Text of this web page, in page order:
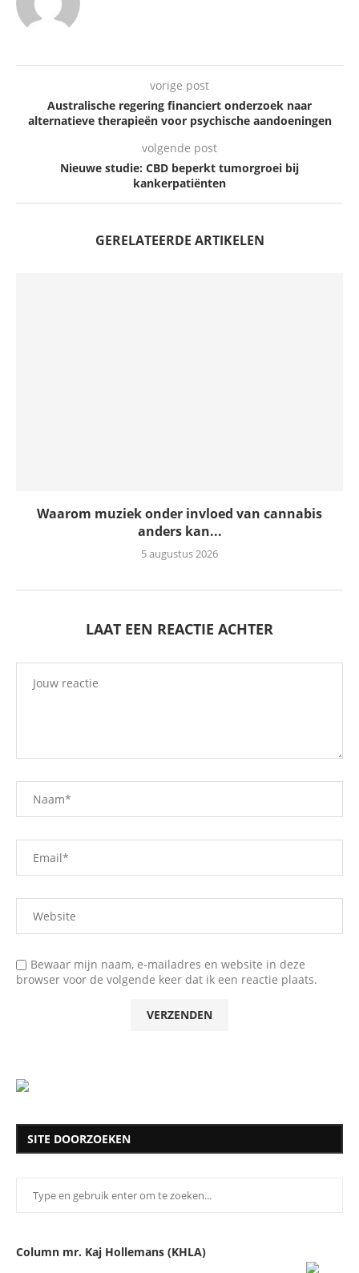
vorige post
Australische regering financiert onderzoek naar
alternatieve therapieën voor psychische aandoeningen
volgende post
Nieuwe studie: CBD beperkt tumorgroei bij
kankerpatiënten
GERELATEERDE ARTIKELEN
Waarom muziek onder invloed van cannabis
anders kan...
5 augustus 2026
LAAT EEN REACTIE ACHTER
Bewaar mijn naam, e-mailadres en website in deze
browser voor de volgende keer dat ik een reactie plaats.
SITE DOORZOEKEN
Column mr. Kaj Hollemans (KHLA)